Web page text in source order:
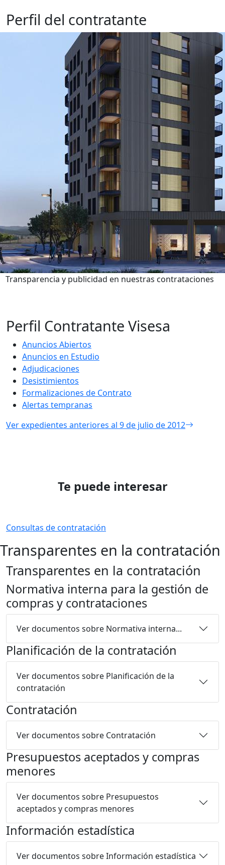
Perfil del contratante
Transparencia y publicidad en nuestras contrataciones
Perfil Contratante Visesa
Anuncios Abiertos
Anuncios en Estudio
Adjudicaciones
Desistimientos
Formalizaciones de Contrato
Alertas tempranas
Ver expedientes anteriores al 9 de julio de 2012
Te puede interesar
Consultas de contratación
Transparentes en la contratación
Transparentes en la contratación
Normativa interna para la gestión de
compras y contrataciones
Ver documentos sobre Normativa interna...
Planificación de la contratación
Ver documentos sobre Planificación de la
contratación
Contratación
Ver documentos sobre Contratación
Presupuestos aceptados y compras
menores
Ver documentos sobre Presupuestos
aceptados y compras menores
Información estadística
Ver documentos sobre Información estadística